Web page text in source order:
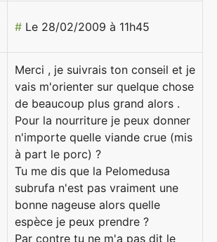
# Le 28/02/2009 à 11h45
Merci , je suivrais ton conseil et je
vais m'orienter sur quelque chose
de beaucoup plus grand alors .
Pour la nourriture je peux donner
n'importe quelle viande crue (mis
à part le porc) ?
Tu me dis que la Pelomedusa
subrufa n'est pas vraiment une
bonne nageuse alors quelle
espèce je peux prendre ?
Par contre tu ne m'a pas dit le